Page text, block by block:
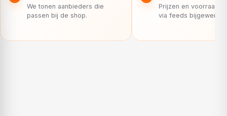
We tonen aanbieders die
passen bij de shop.
Prijzen en voorraad
via feeds bijgewerkt.